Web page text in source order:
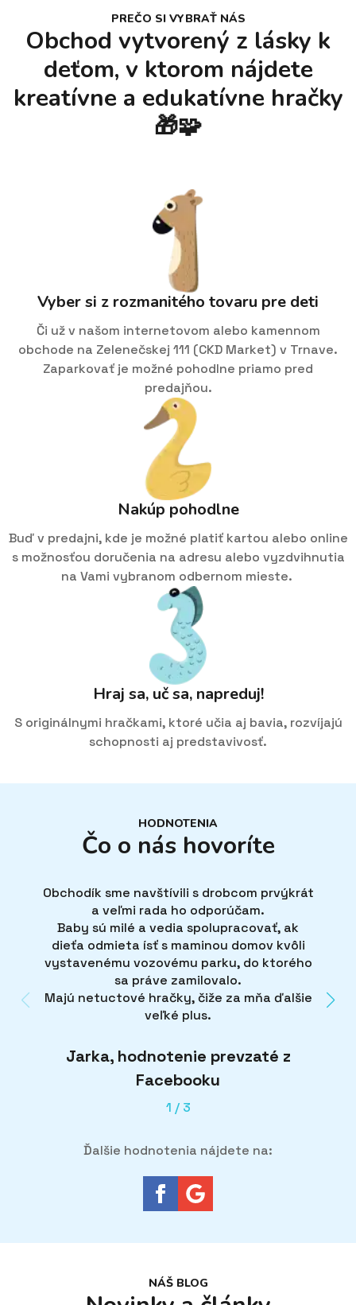
PREČO SI VYBRAŤ NÁS
Obchod vytvorený z lásky k
deťom, v ktorom nájdete
kreatívne a edukatívne hračky
🎁🧩
Vyber si z rozmanitého tovaru pre deti
Či už v našom internetovom alebo kamennom
obchode na Zelenečskej 111 (CKD Market) v Trnave.
Zaparkovať je možné pohodlne priamo pred
predajňou.
Nakúp pohodlne
Buď v predajni, kde je možné platiť kartou alebo online
s možnosťou doručenia na adresu alebo vyzdvihnutia
na Vami vybranom odbernom mieste.
Hraj sa, uč sa, napreduj!
S originálnymi hračkami, ktoré učia aj bavia, rozvíjajú
schopnosti aj predstavivosť.
HODNOTENIA
Čo o nás hovoríte
Obchodík sme navštívili s drobcom prvýkrát
a veľmi rada ho odporúčam.
Baby sú milé a vedia spolupracovať, ak
dieťa odmieta ísť s maminou domov kvôli
vystavenému vozovému parku, do ktorého
sa práve zamilovalo.
Majú netuctové hračky, čiže za mňa ďalšie
veľké plus.
Jarka, hodnotenie prevzaté z
Facebooku
1 / 3
Ďalšie hodnotenia nájdete na:
NÁŠ BLOG